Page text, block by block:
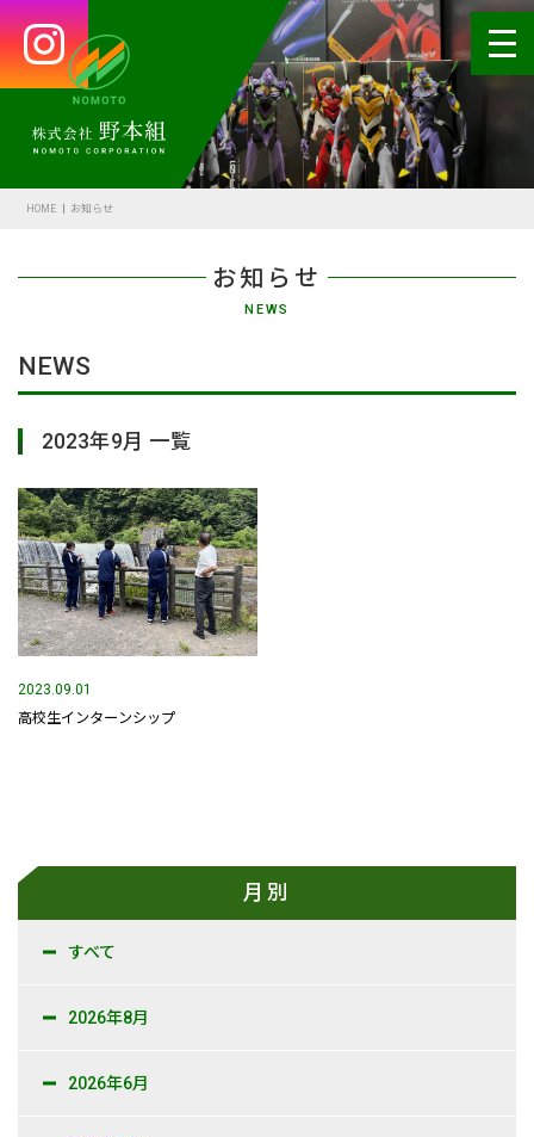
お知らせ
NEWS
HOME お知らせ
NEWS
2023年9月 一覧
2023.09.01
高校生インターンシップ
月別
すべて
2026年8月
2026年6月
HOME
代表あいさつ
会社概要・沿革
アクセス
SDGsの取組
事業内容
土木部門
融雪部門
採用メッセージ